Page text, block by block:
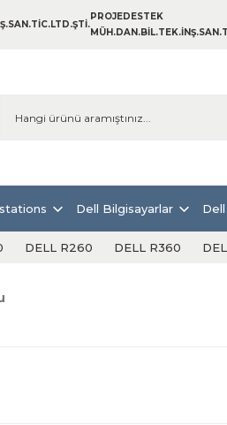
PROJEDESTEK
Dell Bilgisayarlar
DELL R260 DELL R360